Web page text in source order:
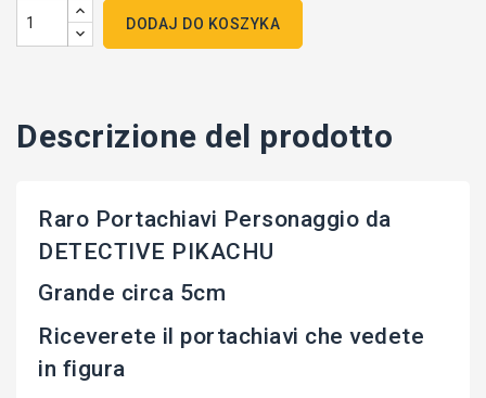
DODAJ DO KOSZYKA
Descrizione del prodotto
Raro Portachiavi Personaggio da
DETECTIVE PIKACHU
Grande circa 5cm
Riceverete il portachiavi che vedete
in figura